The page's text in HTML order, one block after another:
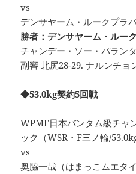
vs
デンサヤーム・ルークプラ
勝者：デンサヤーム・ルー
チャンデー・ソー・パラン
副審 北尻28-29. ナルンチョ
◆53.0kg契約5回戦
WPMF日本バンタム級チャ
ック（WSR・F三ノ輪/53.0kg
vs
奥脇一哉（はまっこムエタイ